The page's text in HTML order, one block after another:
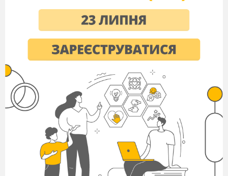
Напрямок:Будівельний. Використання та
поєднання знань з
будівельного креслення, історії
національних традицій, екології, психології
Тип проекту:
Створення макету
Тема проекту:Українське село
Мета проекту:
Ознайомити учнів з побутом
українського села;
Порівняти побут українського села в
минулому і сьогоденні;